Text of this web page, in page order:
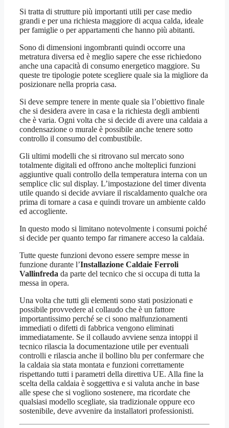
Si tratta di strutture più importanti utili per case medio
grandi e per una richiesta maggiore di acqua calda, ideale
per famiglie o per appartamenti che hanno più abitanti.
Sono di dimensioni ingombranti quindi occorre una
metratura diversa ed è meglio sapere che esse richiedono
anche una capacità di consumo energetico maggiore. Su
queste tre tipologie potete scegliere quale sia la migliore da
posizionare nella propria casa.
Si deve sempre tenere in mente quale sia l’obiettivo finale
che si desidera avere in casa e la richiesta degli ambienti
che è varia. Ogni volta che si decide di avere una caldaia a
condensazione o murale è possibile anche tenere sotto
controllo il consumo del combustibile.
Gli ultimi modelli che si ritrovano sul mercato sono
totalmente digitali ed offrono anche molteplici funzioni
aggiuntive quali controllo della temperatura interna con un
semplice clic sul display. L’impostazione del timer diventa
utile quando si decide avviare il riscaldamento qualche ora
prima di tornare a casa e quindi trovare un ambiente caldo
ed accogliente.
In questo modo si limitano notevolmente i consumi poiché
si decide per quanto tempo far rimanere acceso la caldaia.
Tutte queste funzioni devono essere sempre messe in
funzione durante l’Installazione Caldaie Ferroli
Vallinfreda da parte del tecnico che si occupa di tutta la
messa in opera.
Una volta che tutti gli elementi sono stati posizionati e
possibile provvedere al collaudo che è un fattore
importantissimo perché se ci sono malfunzionamenti
immediati o difetti di fabbrica vengono eliminati
immediatamente. Se il collaudo avviene senza intoppi il
tecnico rilascia la documentazione utile per eventuali
controlli e rilascia anche il bollino blu per confermare che
la caldaia sia stata montata e funzioni correttamente
rispettando tutti i parametri della direttiva UE. Alla fine la
scelta della caldaia è soggettiva e si valuta anche in base
alle spese che si vogliono sostenere, ma ricordate che
qualsiasi modello scegliate, sia tradizionale oppure eco
sostenibile, deve avvenire da installatori professionisti.